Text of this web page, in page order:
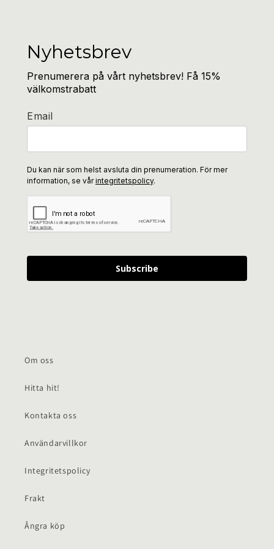
Nyhetsbrev
Prenumerera på vårt nyhetsbrev! Få 15%
välkomstrabatt
Email
Du kan när som helst avsluta din prenumeration. För mer
information, se vårintegritetspolicy.
Subscribe
Om oss
Hitta hit!
Kontakta oss
Användarvillkor
Integritetspolicy
Frakt
Ångra köp